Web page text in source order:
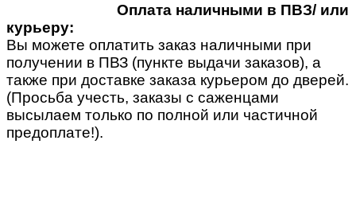
Оплата наличными в ПВЗ/ или
курьеру:
Вы можете оплатить заказ наличными при
получении в ПВЗ (пункте выдачи заказов), а
также при доставке заказа курьером до дверей.
(Просьба учесть, заказы с саженцами
высылаем только по полной или частичной
предоплате!).